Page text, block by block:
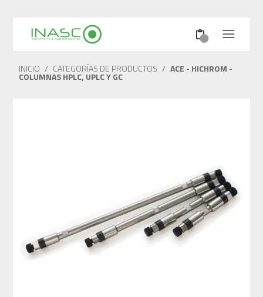
INICIO / CATEGORÍAS DE PRODUCTOS / ACE - HICHROM -
COLUMNAS HPLC, UPLC Y GC